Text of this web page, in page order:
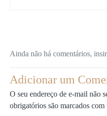
Ainda não há comentários,
Adicionar um
O seu endereço de e-mail não
obrigatórios são marcados com